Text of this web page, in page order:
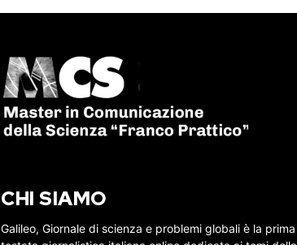
CHI SIAMO
Galileo, Giornale di scienza e problemi globali è la prima